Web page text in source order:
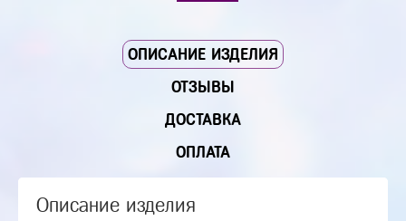
ОПИСАНИЕ ИЗДЕЛИЯ
ОТЗЫВЫ
ДОСТАВКА
ОПЛАТА
Описание изделия